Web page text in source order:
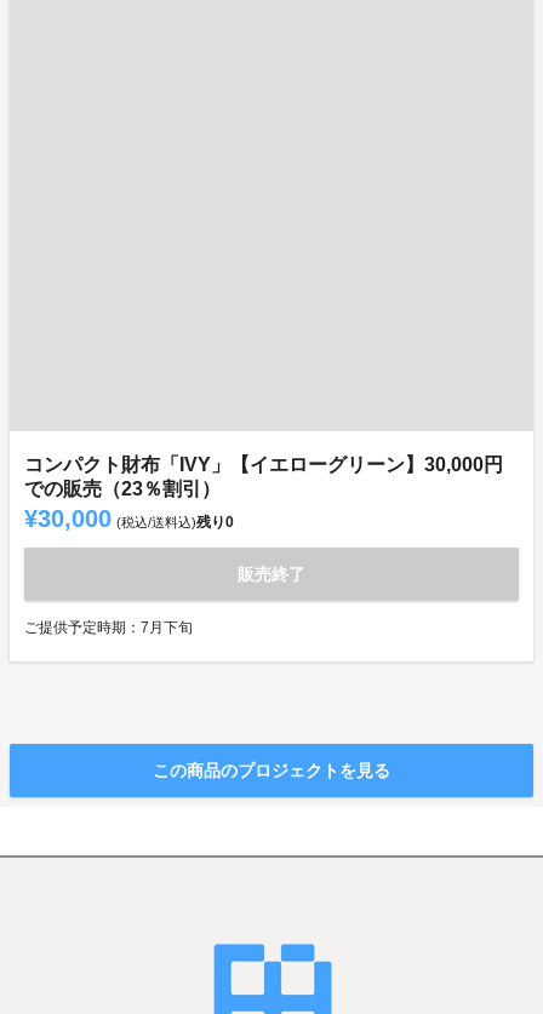
コンパクト財布「IVY」【イエローグリーン】30,000円
での販売（23％割引）
¥30,000 (税込/送料込)残り0
販売終了
ご提供予定時期：7月下旬
この商品のプロジェクトを見る